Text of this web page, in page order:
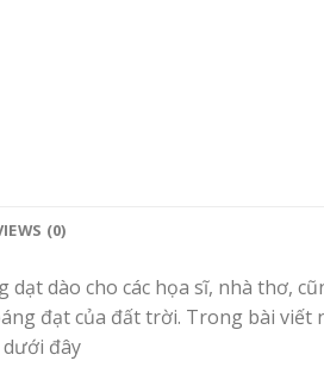
(0)
dạt dào cho các họa sĩ, nhà thơ,
đạt của đất trời. Trong bài viết
đây